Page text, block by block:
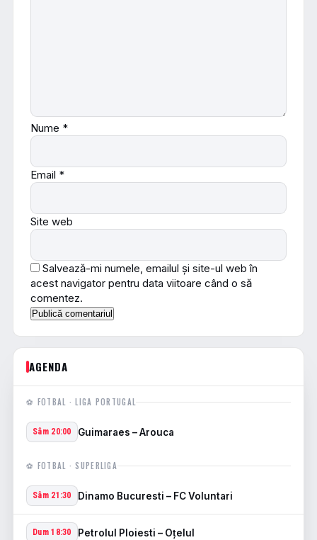
Nume *
Email *
Site web
Salvează-mi numele, emailul și site-ul web în
acest navigator pentru data viitoare când o să
comentez.
AGENDA
⚽ FOTBAL · LIGA PORTUGAL
Sâm 20:00 Guimaraes – Arouca
⚽ FOTBAL · SUPERLIGA
Sâm 21:30 Dinamo Bucuresti – FC Voluntari
Dum 18:30 Petrolul Ploiesti – Oţelul